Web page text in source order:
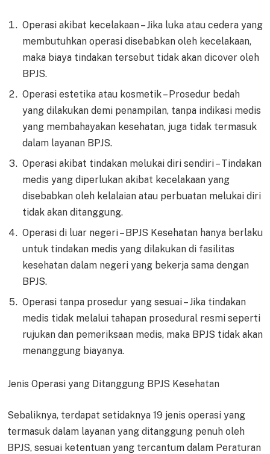
Operasi akibat kecelakaan – Jika luka atau cedera yang
membutuhkan operasi disebabkan oleh kecelakaan,
maka biaya tindakan tersebut tidak akan dicover oleh
BPJS.
Operasi estetika atau kosmetik – Prosedur bedah
yang dilakukan demi penampilan, tanpa indikasi medis
yang membahayakan kesehatan, juga tidak termasuk
dalam layanan BPJS.
Operasi akibat tindakan melukai diri sendiri – Tindakan
medis yang diperlukan akibat kecelakaan yang
disebabkan oleh kelalaian atau perbuatan melukai diri
tidak akan ditanggung.
Operasi di luar negeri – BPJS Kesehatan hanya berlaku
untuk tindakan medis yang dilakukan di fasilitas
kesehatan dalam negeri yang bekerja sama dengan
BPJS.
Operasi tanpa prosedur yang sesuai – Jika tindakan
medis tidak melalui tahapan prosedural resmi seperti
rujukan dan pemeriksaan medis, maka BPJS tidak akan
menanggung biayanya.
Jenis Operasi yang Ditanggung BPJS Kesehatan
Sebaliknya, terdapat setidaknya 19 jenis operasi yang
termasuk dalam layanan yang ditanggung penuh oleh
BPJS, sesuai ketentuan yang tercantum dalam Peraturan